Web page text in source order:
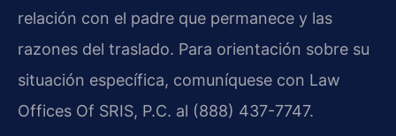
relación con el padre que permanece y las
razones del traslado. Para orientación sobre su
situación específica, comuníquese con Law
Offices Of SRIS, P.C. al (888) 437-7747.